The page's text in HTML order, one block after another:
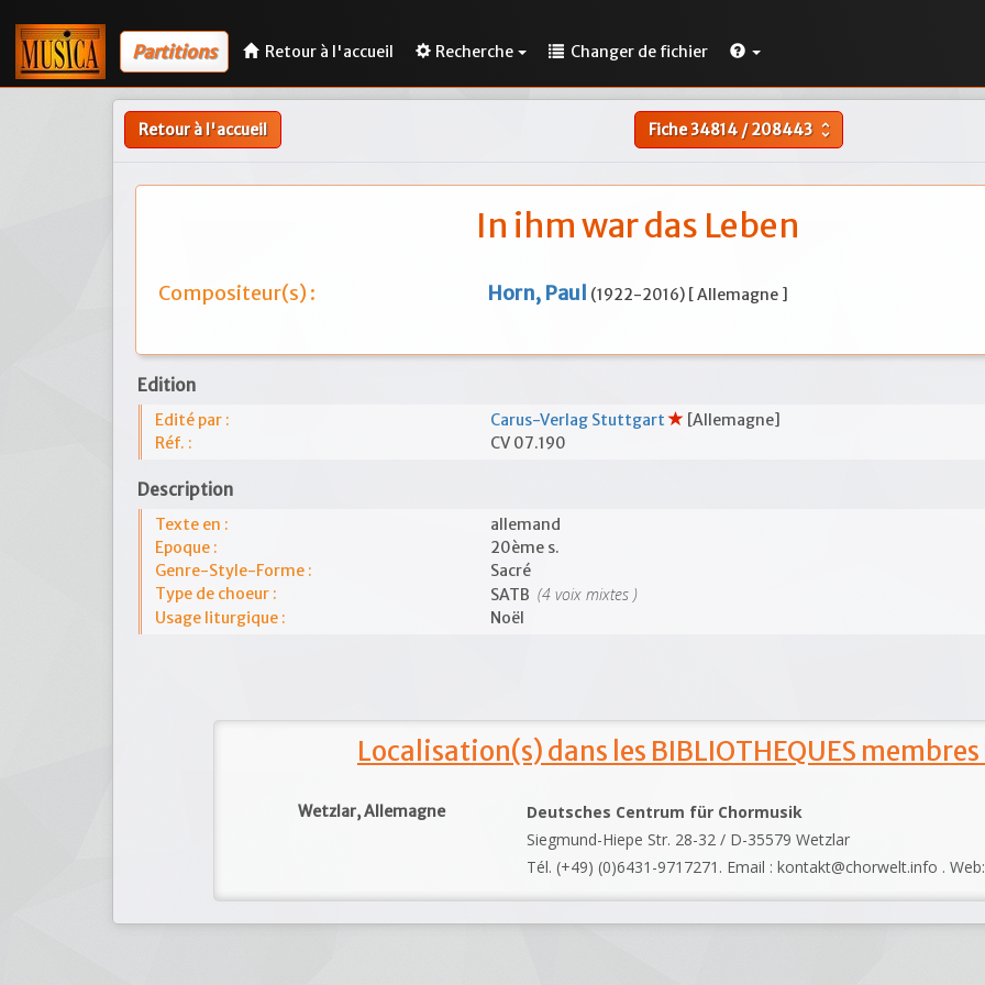
Partitions Retour à l'accueil Recherche Changer de fichier
Retour à l'accueil Fiche34814/208443 unfold_more
In ihm war das Leben
Compositeur(s) : Horn, Paul (1922-2016) [ Allemagne ]
Edition
Edité par : Carus-Verlag Stuttgart
[Allemagne]
Réf. :
CV 07.190
Description
Texte en :
allemand
Epoque :
20ème s.
Genre-Style-Forme :
Sacré
Type de choeur :
SATB (4 voix mixtes )
Usage liturgique : Noël
Localisation(s) dans les BIBLIOTHEQUES membres
Wetzlar, Allemagne
Deutsches Centrum für Chormusik
Siegmund-Hiepe Str. 28-32 / D-35579 Wetzlar
Tél. (+49) (0)6431-9717271. Email : kontakt@chorwelt.info .